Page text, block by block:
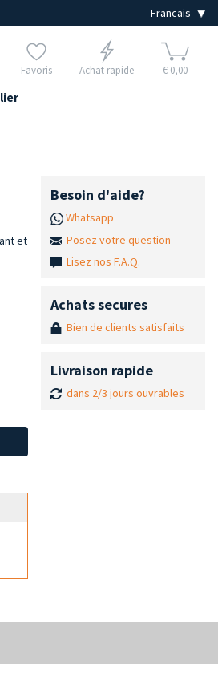
Favoris Achat rapide € 0,00
et
Besoin d'aide?
Whatsapp
Posez votre question
Lisez nos F.A.Q.
Achats secures
Bien de clients satisfaits
Livraison rapide
dans 2/3 jours ouvrables